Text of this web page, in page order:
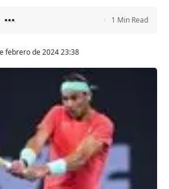
febrero de 2024 23:38
1 Min Read